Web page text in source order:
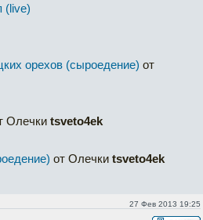
(live)
орехов (сыроедение) от
Олечки tsveto4ek
от Олечки tsveto4ek
27 Фев 2013 19:25